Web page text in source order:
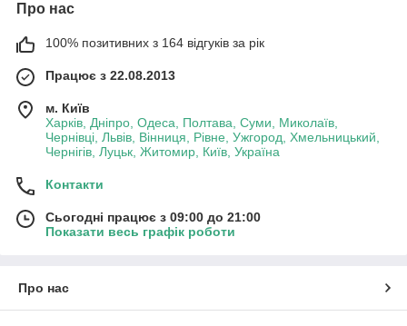
Про нас
100% позитивних з 164 відгуків за рік
Працює з 22.08.2013
м. Київ
Харків, Дніпро, Одеса, Полтава, Суми, Миколаїв,
Чернівці, Львів, Вінниця, Рівне, Ужгород, Хмельницький,
Чернігів, Луцьк, Житомир, Київ, Україна
Контакти
Сьогодні працює з 09:00 до 21:00
Показати весь графік роботи
Про нас